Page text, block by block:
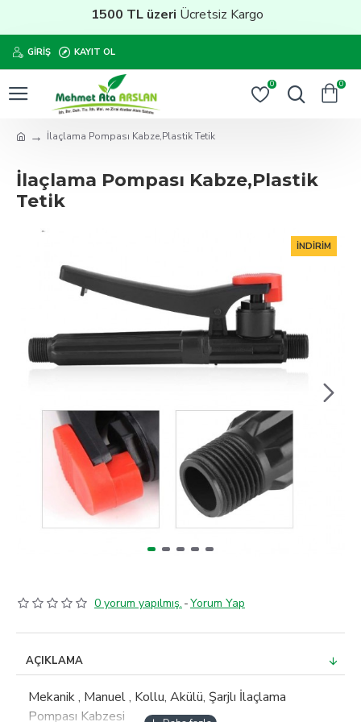
1500 TL üzeriÜcretsiz Kargo
GIRIŞ KAYIT OL
0 0
İlaçlama Pompası Kabze,Plastik Tetik
İlaçlama Pompası Kabze,Plastik
Tetik
İNDIRIM
0 yorum yapılmış. -Yorum Yap
AÇIKLAMA
Mekanik , Manuel , Kollu, Akülü, Şarjlı İlaçlama
Pompası Kabzesi